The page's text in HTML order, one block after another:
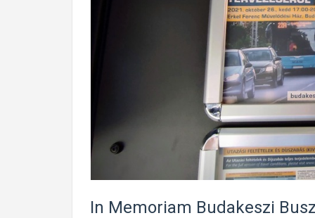
In Memoriam Budakeszi